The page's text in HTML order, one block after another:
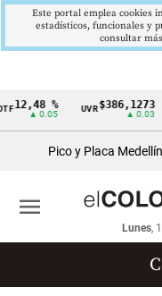
Cintillo
económicos
Colombia
12,48 %
▲ 0.05
UVR$386,1273
▲ 0.03
Pico y Placa Medellín
Lunes,
menu
Este portal emplea cookies
estadísticos, funcionales y
consultar